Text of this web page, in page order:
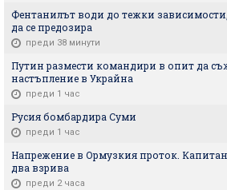
Фентанилът води до тежки
да се предозира
преди 38 минути
Путин размести командири в опит да
настъпление в Украйна
преди 1 час
Русия бомбардира Суми
преди 1 час
Напрежение в Ормузкия проток.
два взрива
преди 2 часа